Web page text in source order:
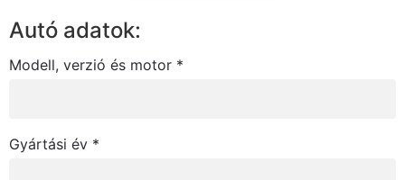
Autó adatok:
Modell, verzió és motor *
Gyártási év *